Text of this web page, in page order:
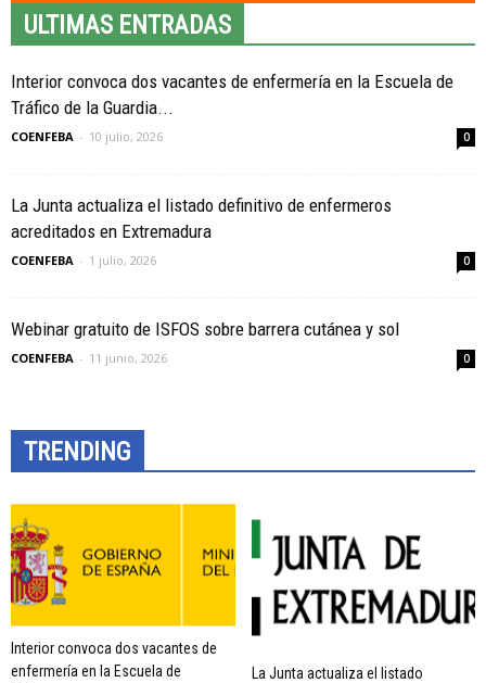
ULTIMAS ENTRADAS
Interior convoca dos vacantes de enfermería en la Escuela de
Tráfico de la Guardia...
COENFEBA - 10 julio, 2026 0
La Junta actualiza el listado definitivo de enfermeros
acreditados en Extremadura
COENFEBA - 1 julio, 2026 0
Webinar gratuito de ISFOS sobre barrera cutánea y sol
COENFEBA - 11 junio, 2026 0
TRENDING
Interior convoca dos vacantes de
enfermería en la Escuela de
La Junta actualiza el listado